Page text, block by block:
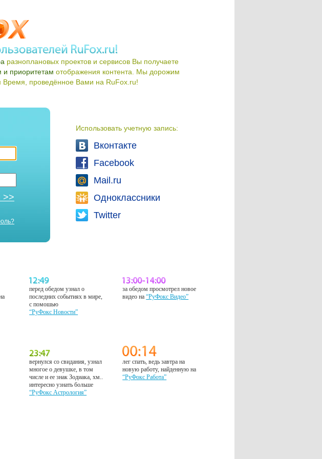
разноплановых проектов и сервисов Вы получаете
и приоритетам отображения контента. Мы дорожим
проведённое Вами на RuFox.ru!
Использовать учетную запись:
Вконтакте
Facebook
Mail.ru
Одноклассники
Twitter
>>
перед обедом узнал о
последних событиях в мире,
с помошью
“РуФокс Новости”
за обедом просмотрел новое
видео на“РуФокс Видео”
вернулся со свидания, узнал
многое о девушке, в том
числе и ее знак Зодиака, хм..
интересно узнать больше
“РуФокс Астрология”
лег спать, ведь завтра на
новую работу, найденную на
“РуФокс Работа”